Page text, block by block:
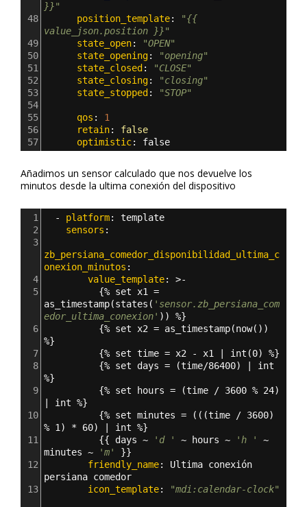
}}"
48
position_template:
"{{
value_json.position }}"
49
state_open:
"OPEN"
50
state_opening:
"opening"
51
state_closed :
"CLOSE"
52
state_closing:
"closing"
53
state_stopped :
"STOP"
54
55
qos : 1
56
retain: false
57
optimistic:
Añadimos un sensor calculado que nos devuelve los
minutos desde la ultima conexión del dispositivo
1
  -
platform: template
2
sensors :
3
zb_persiana_comedor_disponibilidad_ultima_c
onexion_minutos :
4
value_template: >-
5
{% set x1 =
as_timestamp(states( 'sensor.zb_persiana_com
edor_ultima_conexion' )) %}
6
{% set x2 = as_timestamp(now())
%}
7
{% set time = x2 - x1 | int(0) %}
8
{% set days = (time/86400) | int
%}
9
{% set hours = (time / 3600 % 24)
| int %}
10
{% set minutes = (((time / 3600)
% 1) * 60) | int %}
11
{{ days ~ 'd ' ~ hours ~ 'h '
~
minutes ~
'm'
}}
12
friendly_name: Ultima conexión
persiana comedor
13
icon_template: "mdi:calendar-clock"